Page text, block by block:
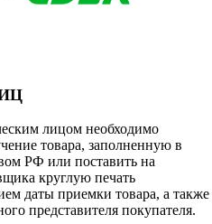
лицом необходимо
товара, заполненную в
РФ или поставить на
круглую печать
даты приемки товара, а также
представителя покупателя.